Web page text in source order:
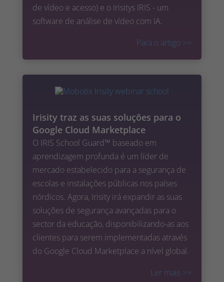
de vídeo e acesso) e o Irisitys IRIS - um
software de análise de vídeo com IA.
Para o artigo >>
Irisity traz as suas soluções para o
Google Cloud Marketplace
O IRIS School Guard™ baseado em
aprendizagem profunda é um líder de
mercado estabelecido para a segurança de
escolas e instalações públicas nos países
nórdicos. Agora, Irisity irá expandir as suas
soluções de segurança avançadas para o
sector da educação, disponibilizando-as aos
clientes para serem implementadas através
do Google Cloud Marketplace a nível global.
Ler mais >>